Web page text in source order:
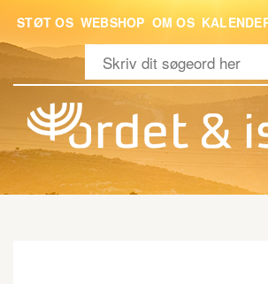
STØT OS WEBSHOP OM OS